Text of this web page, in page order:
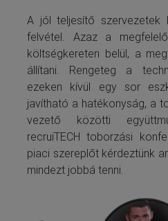
A jól teljesítő szervezetek
felvétel. Azaz a
költségkereten belül, a
állítani. Rengeteg a
ezeken kívül egy sor
javítható a hatékonyság, a
vezető közötti
recruiTECH toborzási
piaci szereplőt kérdeztünk
mindezt jobbá tenni.